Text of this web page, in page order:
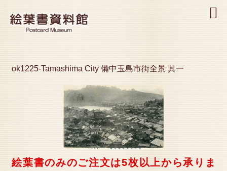
ok1225-Tamashima City 備中玉島市街全景 其一
絵葉書のみのご注文は5枚以上から承りま